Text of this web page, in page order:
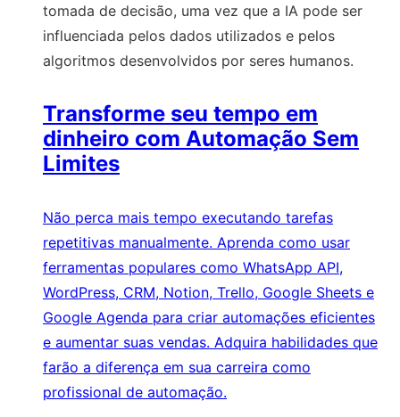
tomada de decisão, uma vez que a IA pode ser
influenciada pelos dados utilizados e pelos
algoritmos desenvolvidos por seres humanos.
Transforme seu tempo em
dinheiro com Automação Sem
Limites
Não perca mais tempo executando tarefas
repetitivas manualmente. Aprenda como usar
ferramentas populares como WhatsApp API,
WordPress, CRM, Notion, Trello, Google Sheets e
Google Agenda para criar automações eficientes
e aumentar suas vendas. Adquira habilidades que
farão a diferença em sua carreira como
profissional de automação.